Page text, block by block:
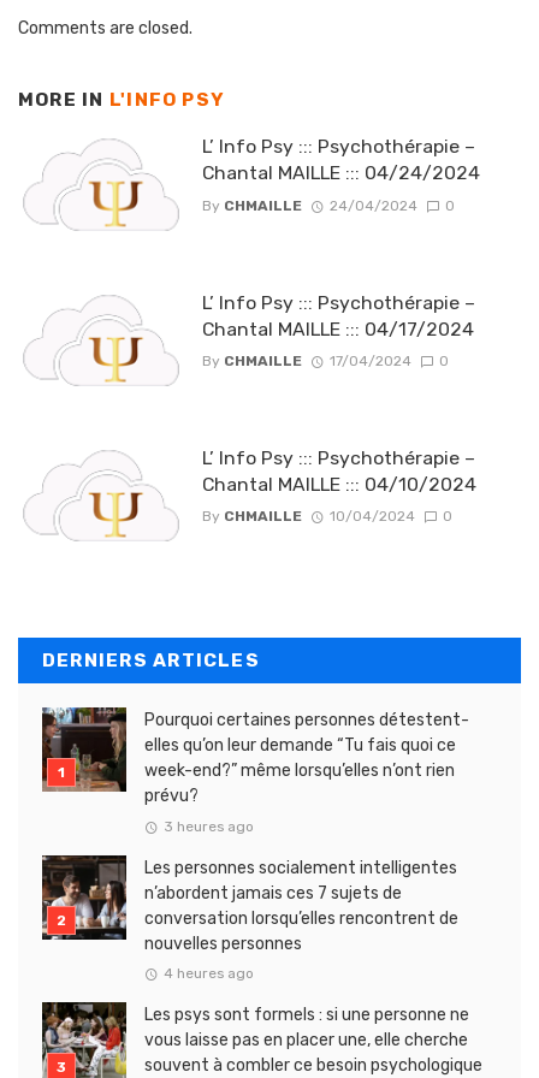
Comments are closed.
MORE IN L'INFO PSY
L’ Info Psy ::: Psychothérapie –
Chantal MAILLE ::: 04/24/2024
By CHMAILLE 24/04/2024 0
L’ Info Psy ::: Psychothérapie –
Chantal MAILLE ::: 04/17/2024
By CHMAILLE 17/04/2024 0
L’ Info Psy ::: Psychothérapie –
Chantal MAILLE ::: 04/10/2024
By CHMAILLE 10/04/2024 0
DERNIERS ARTICLES
Pourquoi certaines personnes détestent-
elles qu’on leur demande “Tu fais quoi ce
week-end?” même lorsqu’elles n’ont rien
prévu?
3 heures ago
Les personnes socialement intelligentes
n’abordent jamais ces 7 sujets de
conversation lorsqu’elles rencontrent de
nouvelles personnes
4 heures ago
Les psys sont formels : si une personne ne
vous laisse pas en placer une, elle cherche
souvent à combler ce besoin psychologique